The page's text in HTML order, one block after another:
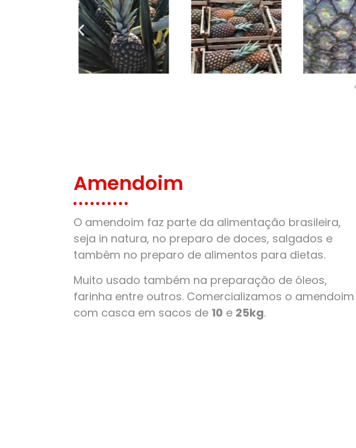
Amendoim
O amendoim faz parte da alimentação brasileira,
seja in natura, no preparo de doces, salgados e
também no preparo de alimentos para dietas.
Muito usado também na preparação de óleos,
farinha entre outros. Comercializamos o amendoim
com casca em sacos de 10 e 25kg.